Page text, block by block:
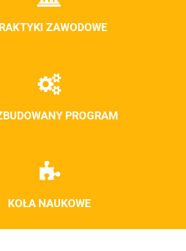
ZAWODOWE
PROGRAM
KOŁA NAUKOWE